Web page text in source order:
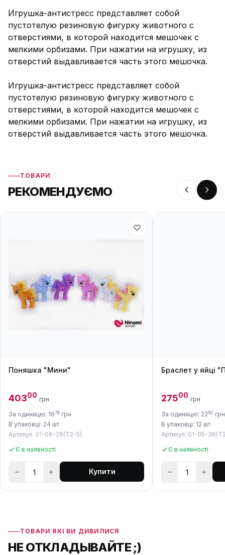
Игрушка-антистресс представляет собой
пустотелую резиновую фигурку животного с
отверстиями, в которой находится мешочек с
мелкими орбизами. При нажатии на игрушку, из
отверстий выдавливается часть этого мешочка.
Игрушка-антистресс представляет собой
пустотелую резиновую фигурку животного с
отверстиями, в которой находится мешочек с
мелкими орбизами. При нажатии на игрушку, из
отверстий выдавливается часть этого мешочка.
ТОВАРИ
РЕКОМЕНДУЄМО
Поняшка "Мини"
40300 грн
За одиницю: 1679 грн
В упаковці: 24 шт
Артикул: 01-06-26(Т2-5)
Є в наявності
Купити
Браслет у яйці
27500 грн
За одиницю: 2292 грн
В упаковці: 12 шт
Артикул: 01-05-
Є в наявності
ТОВАРИ ЯКІ ВИ ДИВИЛИСЯ
НЕ ОТКЛАДЫВАЙТЕ ;)